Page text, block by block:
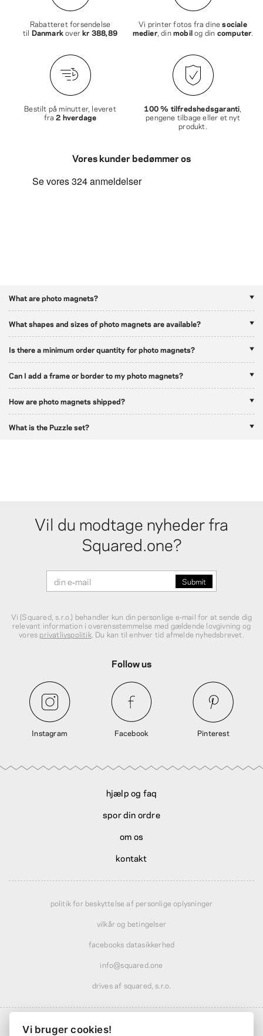
Rabatteret forsendelse
til Danmarkoverkr 388,89
Vi printer fotos fra dinesociale
medier, dinmobilog din computer
Bestilt på minutter, leveret
fra2 hverdage
100 % tilfredshedsgaranti
pengene tilbage eller et nyt
produkt.
Vores kunder bedømmer os
What are photo magnets?
What shapes and sizes of photo magnets are available?
Is there a minimum order quantity for photo magnets?
Can I add a frame or border to my photo magnets?
How are photo magnets shipped?
What is the Puzzle set?
Vil du modtage nyheder fra
Squared.one?
Vi (Squared, s.r.o.) behandler kun din personlige e‑mail for at sende dig
relevant information i overensstemmelse med gældende lovgivning og
vores privatlivspolitik. Du kan til enhver tid afmelde nyhedsbrevet.
Follow us
Instagram Facebook Pinterest
hjælp og faq
spor din ordre
om os
kontakt
politik for beskyttelse af personlige oplysninger
vilkår og betingelser
facebooks datasikkerhed
info@squared.one
drives af squared, s.r.o.
Vi bruger cookies!